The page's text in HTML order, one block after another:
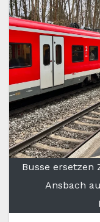
Busse ersetzen
Ansbach